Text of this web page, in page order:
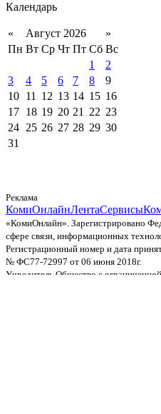
Календарь
« Август 2026
»
Пн Вт Ср Чт Пт Сб Вс
1
2
3
4 5 6 7 8
9
10 11 12 13 14 15 16
17 18 19 20 21 22 23
24 25 26 27 28 29 30
31
Реклама
КомиОнлайнЛентаСервисы
«КомиОнлайн». Зарегистрировано
сфере связи, информационных
Регистрационный номер и дата
№ ФС77-72997 от 06 июня 2018г.
Учредитель Общество с